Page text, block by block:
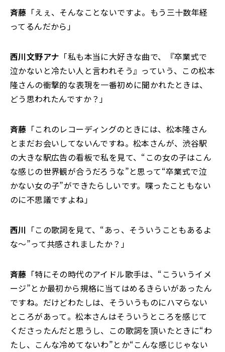
斉藤 「えぇ、そんなことないですよ。もう三十数年経
ってるんだから」
西川文野アナ 「私も本当に大好きな曲で、『卒業式で
泣かないと冷たい人と言われそう』っていう、この松本
隆さんの衝撃的な表現を一番初めに聞かれたときは、
どう思われたんですか？」
斉藤 「これのレコーディングのときには、松本隆さん
とまだお会いしてないんですね。松本さんが、渋谷駅
の大きな駅広告の看板で私を見て、“この女の子はこん
な感じの世界観が合うだろうな”と思って“卒業式で泣
かない女の子”ができたらしいです。喋ったこともない
のに不思議ですよね」
西川 「この歌詞を見て、“あっ、そういうこともあるよ
な～”って共感されましたか？」
斉藤 「特にその時代のアイドル歌手は、“こういうイメ
ージ”とか最初から規格に当てはめるきらいがあったん
ですね。だけどわたしは、そういうものにハマらない
ところがあって。松本さんはそういうところを感じて
くださったんだと思うし、この歌詞を頂いたときに“わ
たし、こんな冷めてないわ”とか“こんな感じじゃない